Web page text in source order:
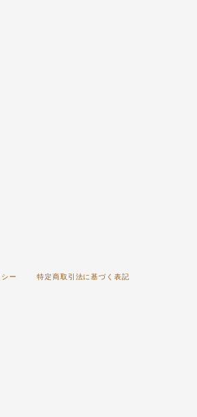
ー 特定商取引法に基づく表記